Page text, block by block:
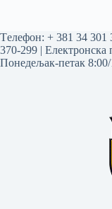
Tелефон: + 381 34 301
370-299 | Електронска
Понедељак-петак